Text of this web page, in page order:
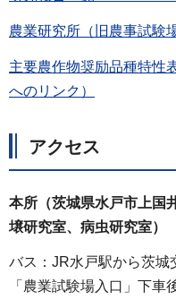
農業研究所（旧農事試験
主要農作物奨励品種特性
へのリンク）
アクセス
本所（茨城県水戸市上国
壌研究室、病虫研究室）
バス：JR水戸駅から茨城
「農業試験場入口」下車